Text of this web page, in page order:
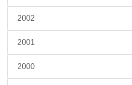
2002
2001
2000